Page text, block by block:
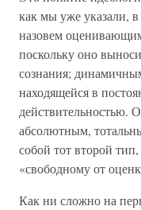
как мы уже указали,
назовем
поскольку оно
сознания;
находящейся в
действительностью.
абсолютным,
собой тот второй
«свободному от
Как ни сложно на